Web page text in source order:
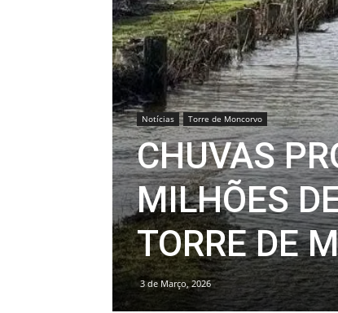
Notícias Torre de Moncorvo
CHUVAS
MILHÕES
TORRE DE
3 de Março, 2026